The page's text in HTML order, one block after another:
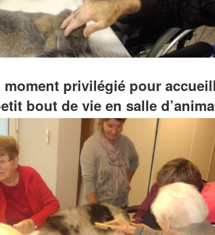
moment privilégié pour
bout de vie en salle